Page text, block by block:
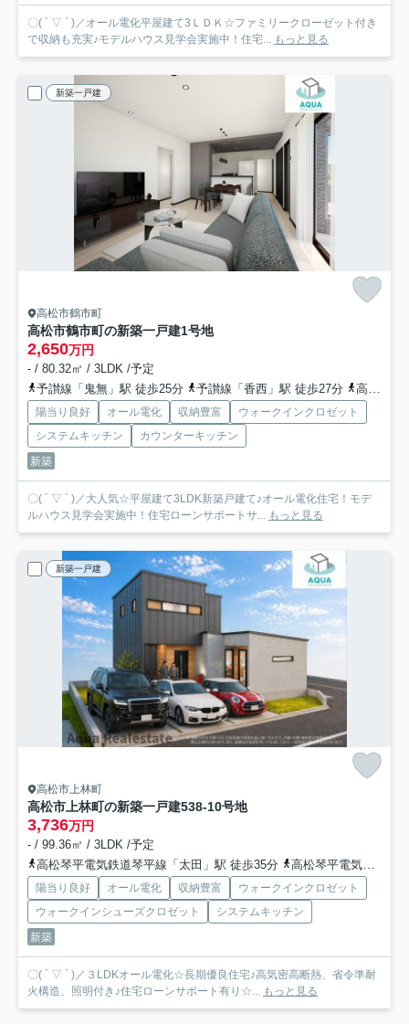
〇( ´ ▽ ` )／オール電化平屋建て3ＬＤＫ☆ファミリークローゼット付き
で収納も充実♪モデルハウス見学会実施中！住宅... もっと見る
新築一戸建
高松市鶴市町
高松市鶴市町の新築一戸建1号地
2,650万円
- / 80.32㎡ / 3LDK /予定
予讃線「鬼無」駅 徒歩25分
予讃線「香西」駅 徒歩27分 高徳線「昭和町」駅 徒歩49分
陽当り良好 オール電化 収納豊富
ウォークインクロゼット
システムキッチン
カウンターキッチン
新築
〇( ´ ▽ ` )／大人気☆平屋建て3LDK新築戸建て♪オール電化住宅！モデ
ルハウス見学会実施中！住宅ローンサポートサ... もっと見る
新築一戸建
高松市上林町
高松市上林町の新築一戸建538-10号地
3,736万円
- / 99.36㎡ / 3LDK /予定
高松琴平電気鉄道琴平線「太田」駅 徒歩35分
高松琴平電気鉄道琴平線「仏生山」駅 徒歩38分
陽当り良好 オール電化 収納豊富
ウォークインクロゼット
ウォークインシューズクロゼット
システムキッチン
新築
〇( ´ ▽ ` )／３LDKオール電化☆長期優良住宅♪高気密高断熱、省令準耐
火構造、照明付き♪住宅ローンサポート有り☆... もっと見る